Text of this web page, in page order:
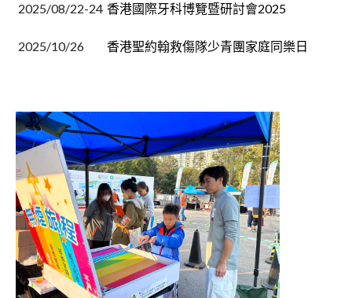
2025/08/22-24 香港國際牙科博覽暨研討會2025
2025/10/26 香港聖約翰救傷隊少青團家庭同樂日